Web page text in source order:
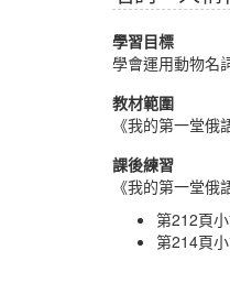
學習目標
學會運用動物名
教材範圍
《我的第一堂
課後練習
《我的第一堂
第212頁
第214頁